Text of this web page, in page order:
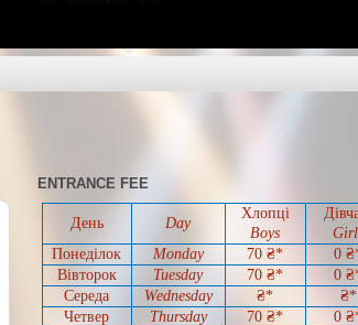
ENTRANCE FEE
День Day
Хлопці
Boys
Понеділок
Monday 70 ₴* 0
Вівторок
Tuesday 70 ₴* 0
Середа
Wednesday ₴*
₴*
Четвер
Thursday 70 ₴* 0